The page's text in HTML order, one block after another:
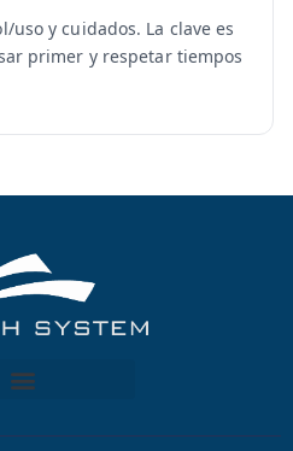
uso y cuidados. La clave es
primer y respetar tiempos